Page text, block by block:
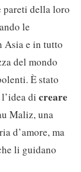
della loro
le
Asia e in tutto
del mondo
È stato
di creare
Maliz, una
d’amore, ma
li guidano